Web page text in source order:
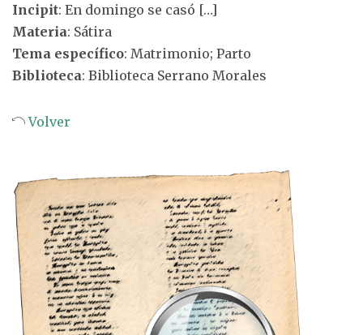
Incipit: En domingo se casó […]
Materia: Sátira
Tema específico: Matrimonio; Parto
Biblioteca: Biblioteca Serrano Morales
Volver